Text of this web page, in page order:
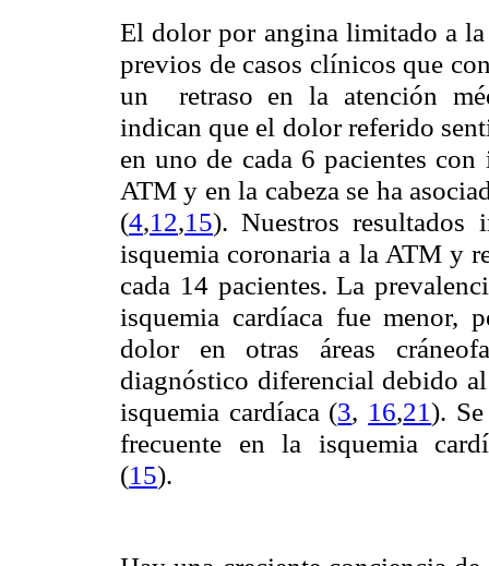
El dolor por angina limitado a
previos de casos clínicos que
un retraso en la atención
indican que el dolor referido
en uno de cada 6 pacientes
ATM y en la cabeza se ha
(4,12,15). Nuestros resultados
isquemia coronaria a la ATM y
cada 14 pacientes. La
isquemia cardíaca fue menor,
dolor en otras áreas
diagnóstico diferencial debido
isquemia cardíaca (3, 16,21).
frecuente en la isquemia
(15).